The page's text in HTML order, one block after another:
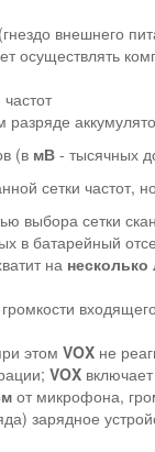
(гнездо внешнего
осуществлять
разряде
(в мВ - тысячных
сетки частот,
выбора сетки
в батарейный
на несколько
этом VOX не
VOX
от микрофона,
зарядное